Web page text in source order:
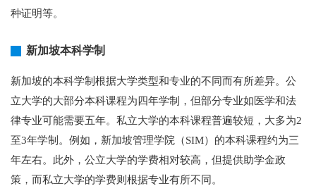
种证明等。
新加坡本科学制
新加坡的本科学制根据大学类型和专业的不同而有所差异。公
立大学的大部分本科课程为四年学制，但部分专业如医学和法
律专业可能需要五年。私立大学的本科课程普遍较短，大多为2
至3年学制。例如，新加坡管理学院（SIM）的本科课程约为三
年左右。此外，公立大学的学费相对较高，但提供助学金政
策，而私立大学的学费则根据专业有所不同。